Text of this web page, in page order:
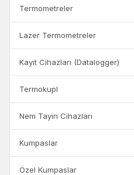
Termometreler
Lazer Termometreler
Kayıt Cihazları (Datalogger)
Termokupl
Nem Tayin Cihazları
Kumpaslar
Özel Kumpaslar